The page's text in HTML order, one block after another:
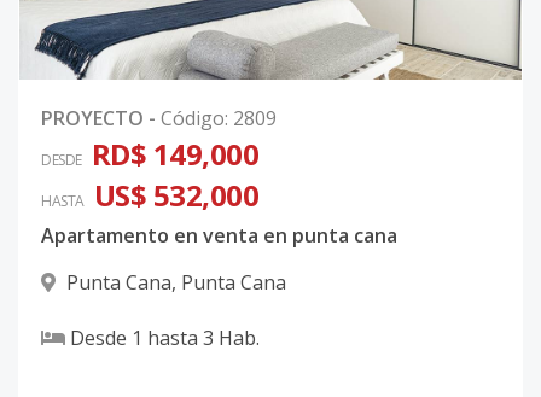
PROYECTO - Código: 2809
DESDE RD$ 149,000
HASTA US$ 532,000
Apartamento en venta en punta cana
Punta Cana, Punta Cana
Desde 1 hasta 3 Hab.